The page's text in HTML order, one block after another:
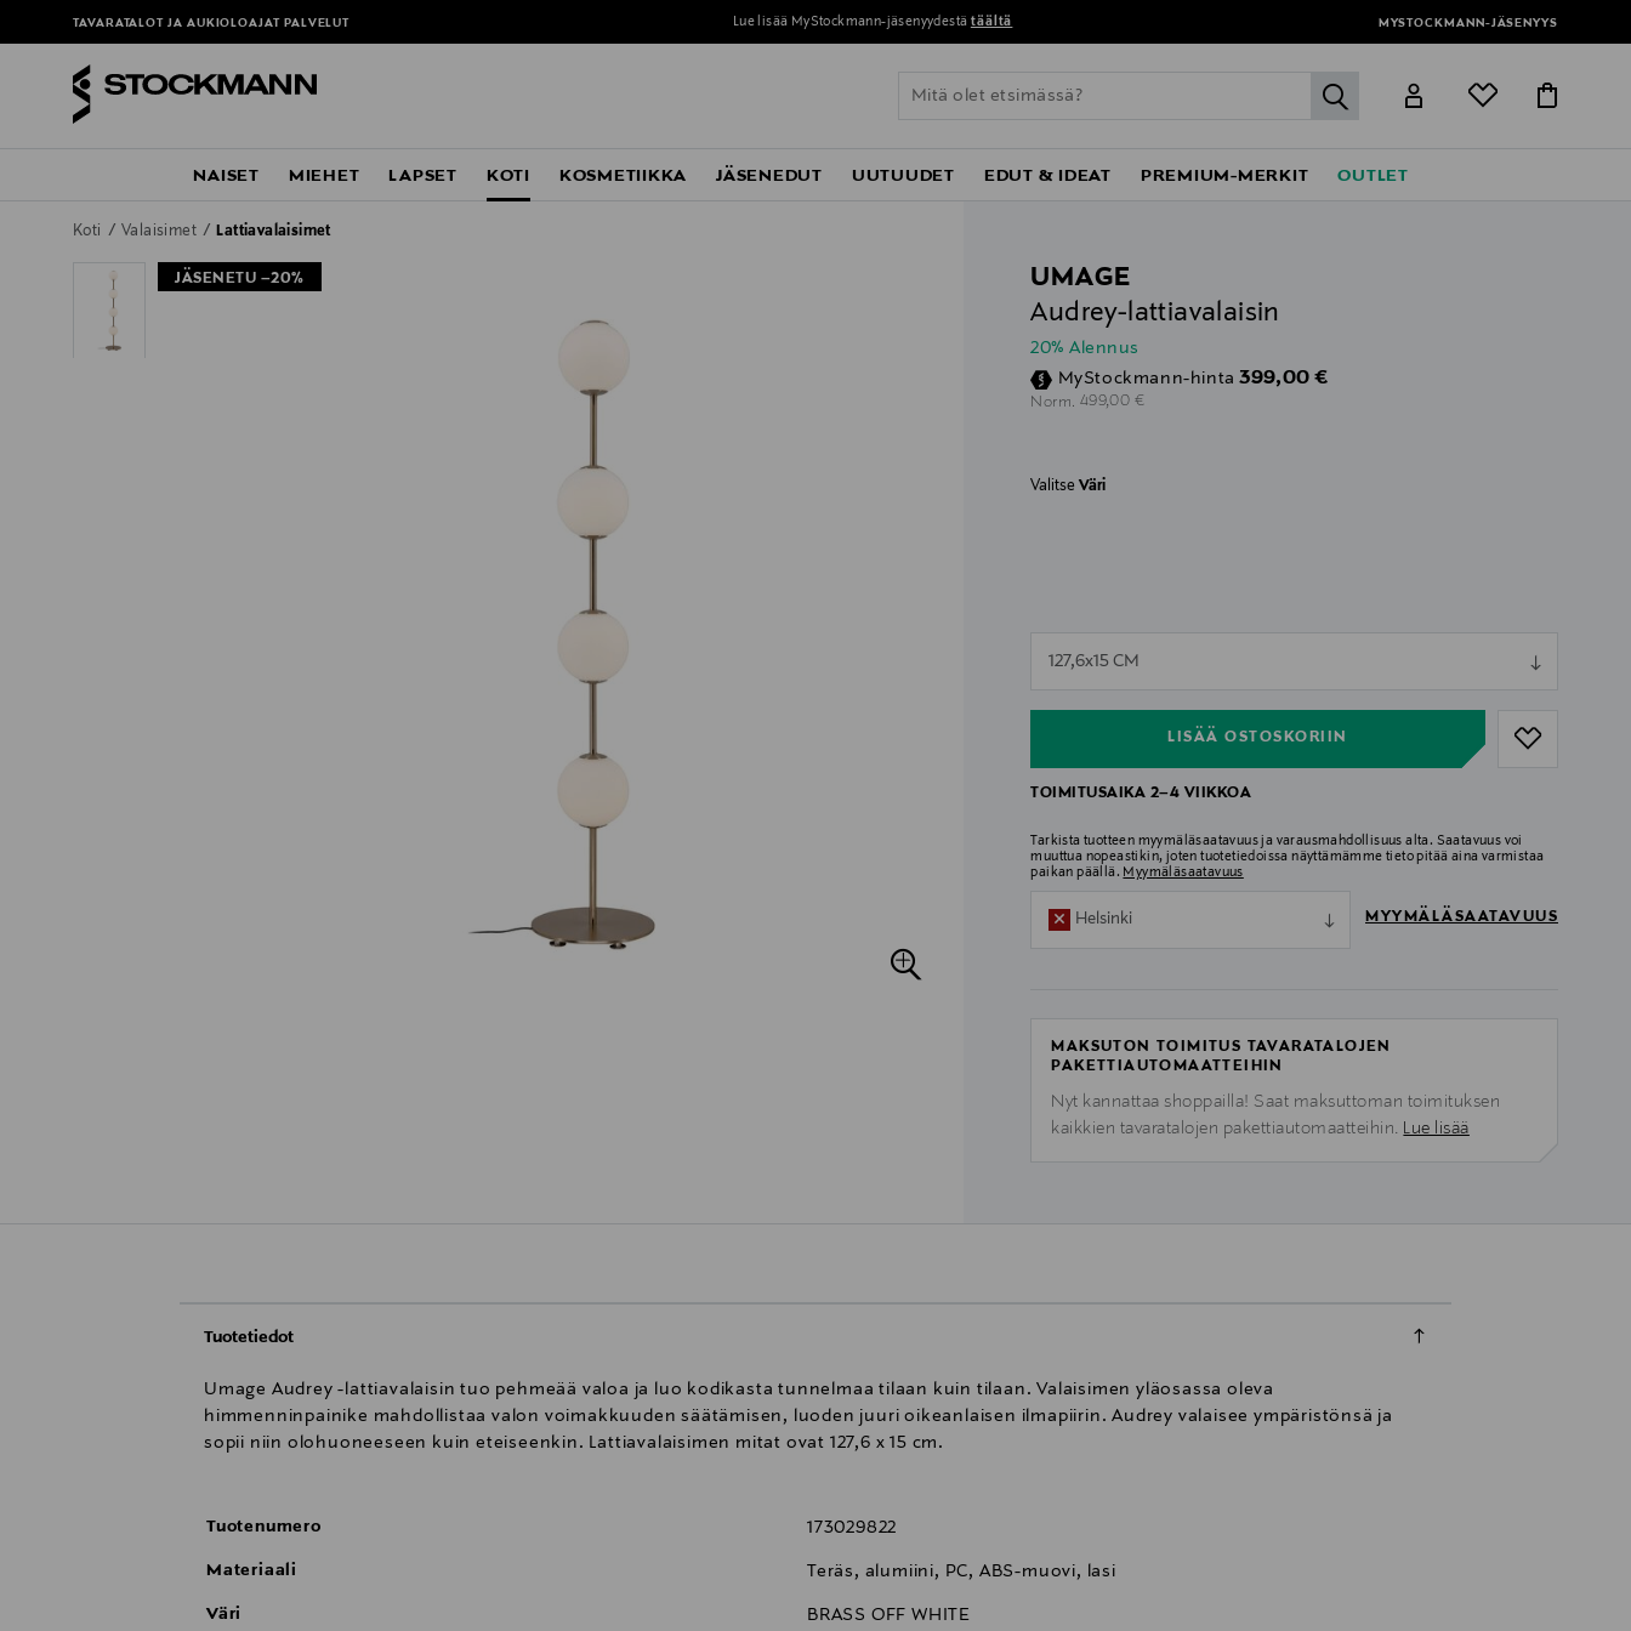
TAVARATALOT JA AUKIOLOAJAT PALVELUT Lue lisää MyStockmann-jäsenyydestä täältä MYSTOCKMANN-JÄSENYYS
label.header.go
NAISET MIEHET LAPSET KOTI KOSMETIIKKA JÄSENEDUT UUTUUDET EDUT & IDEAT PREMIUM-MERKIT OUTLET
Koti Valaisimet Lattiavalaisimet
JÄSENETU –20%
UMAGE
Audrey-lattiavalaisin
20% Alennus
MyStockmann-hinta Discounted Price
399,00 €
Norm. Original Price
499,00 €
ValitseVäri
127,6x15 CM
LISÄÄ OSTOSKORIIN
null
TOIMITUSAIKA 2–4 VIIKKOA
Tarkista tuotteen myymäläsaatavuus ja varausmahdollisuus alta. Saatavuus voi
muuttua nopeastikin, joten tuotetiedoissa näyttämämme tieto pitää aina varmistaa
paikan päällä. Myymäläsaatavuus
Helsinki MYYMÄLÄSAATAVUUS
MAKSUTON TOIMITUS TAVARATALOJEN
PAKETTIAUTOMAATTEIHIN
Nyt kannattaa shoppailla! Saat maksuttoman toimituksen
kaikkien tavaratalojen pakettiautomaatteihin. Lue lisää
Tuotetiedot
Umage Audrey -lattiavalaisin tuo pehmeää valoa ja luo kodikasta tunnelmaa tilaan kuin tilaan. Valaisimen yläosassa oleva
himmenninpainike mahdollistaa valon voimakkuuden säätämisen, luoden juuri oikeanlaisen ilmapiirin. Audrey valaisee ympäristönsä ja
sopii niin olohuoneeseen kuin eteiseenkin. Lattiavalaisimen mitat ovat 127,6 x 15 cm.
Tuotenumero 173029822
Materiaali Teräs, alumiini, PC, ABS-muovi, lasi
Väri BRASS OFF WHITE